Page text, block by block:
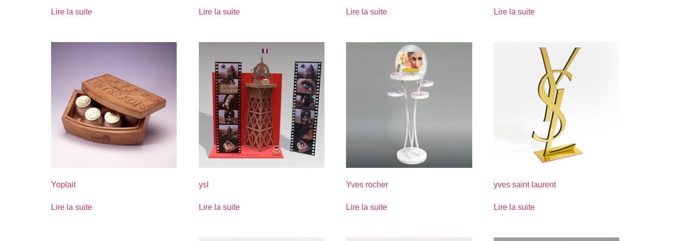
Lire la suite Lire la suite Lire la suite Lire la suite
Yoplait
Lire la suite
ysl
Lire la suite
Yves rocher
Lire la suite
yves saint laurent
Lire la suite